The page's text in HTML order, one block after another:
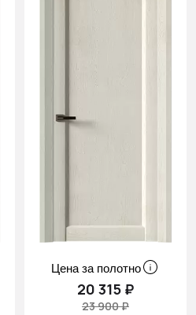
Цена за полотно
20 315 ₽
23 900 ₽